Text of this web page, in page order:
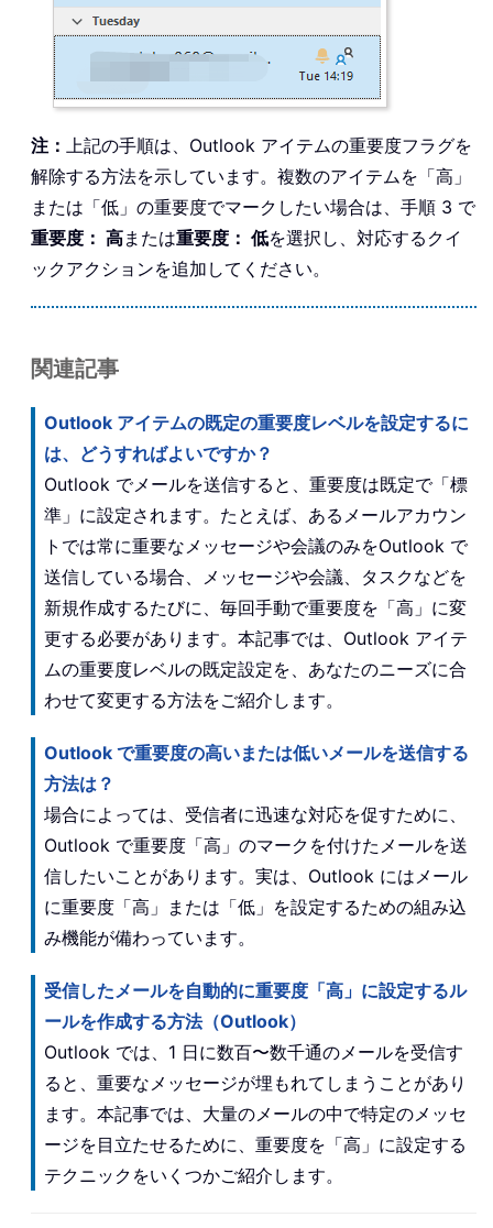
注： 上記の手順は、Outlook アイテムの重要度フラグを
解除する方法を示しています。複数のアイテムを「高」
または「低」の重要度でマークしたい場合は、手順 3 で
重要度： 高または重要度： 低を選択し、対応するクイ
ックアクションを追加してください。
関連記事
Outlook アイテムの既定の重要度レベルを設定するに
は、どうすればよいですか？
Outlook でメールを送信すると、重要度は既定で「標
準」に設定されます。たとえば、あるメールアカウン
トでは常に重要なメッセージや会議のみをOutlook で
送信している場合、メッセージや会議、タスクなどを
新規作成するたびに、毎回手動で重要度を「高」に変
更する必要があります。本記事では、Outlook アイテ
ムの重要度レベルの既定設定を、あなたのニーズに合
わせて変更する方法をご紹介します。
Outlook で重要度の高いまたは低いメールを送信する
方法は？
場合によっては、受信者に迅速な対応を促すために、
Outlook で重要度「高」のマークを付けたメールを送
信したいことがあります。実は、Outlook にはメール
に重要度「高」または「低」を設定するための組み込
み機能が備わっています。
受信したメールを自動的に重要度「高」に設定するル
ールを作成する方法（Outlook）
Outlook では、1 日に数百〜数千通のメールを受信す
ると、重要なメッセージが埋もれてしまうことがあり
ます。本記事では、大量のメールの中で特定のメッセ
ージを目立たせるために、重要度を「高」に設定する
テクニックをいくつかご紹介します。